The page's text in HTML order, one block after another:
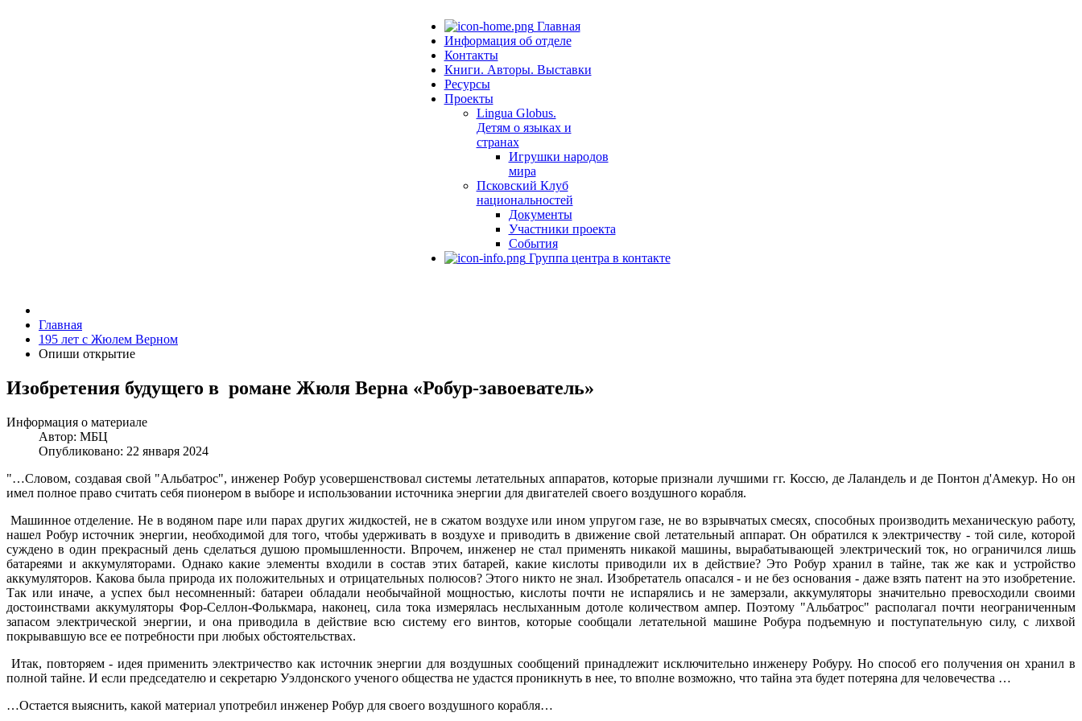
Главная
Информация об отделе
Контакты
Книги. Авторы. Выставки
Ресурсы
Проекты
Lingua Globus.
Детям о языках и
странах
Игрушки народов
мира
Псковский Клуб
национальностей
Документы
Участники проекта
События
Группа центра в контакте
Главная
195 лет с Жюлем Верном
Опиши открытие
Изобретения будущего в романе Жюля Верна «Робур-завоеватель»
Информация о материале
Автор: МБЦ
Опубликовано: 22 января 2024
"…Словом, создавая свой "Альбатрос", инженер Робур усовершенствовал системы летательных аппаратов, которые признали лучшими гг. Коссю, де Лаландель и де Понтон д'Амекур. Но он
имел полное право считать себя пионером в выборе и использовании источника энергии для двигателей своего воздушного корабля.
Машинное отделение. Не в водяном паре или парах других жидкостей, не в сжатом воздухе или ином упругом газе, не во взрывчатых смесях, способных производить механическую работу,
нашел Робур источник энергии, необходимой для того, чтобы удерживать в воздухе и приводить в движение свой летательный аппарат. Он обратился к электричеству - той силе, которой
суждено в один прекрасный день сделаться душою промышленности. Впрочем, инженер не стал применять никакой машины, вырабатывающей электрический ток, но ограничился лишь
батареями и аккумуляторами. Однако какие элементы входили в состав этих батарей, какие кислоты приводили их в действие? Это Робур хранил в тайне, так же как и устройство
аккумуляторов. Какова была природа их положительных и отрицательных полюсов? Этого никто не знал. Изобретатель опасался - и не без основания - даже взять патент на это изобретение.
Так или иначе, а успех был несомненный: батареи обладали необычайной мощностью, кислоты почти не испарялись и не замерзали, аккумуляторы значительно превосходили своими
достоинствами аккумуляторы Фор-Селлон-Фолькмара, наконец, сила тока измерялась неслыханным дотоле количеством ампер. Поэтому "Альбатрос" располагал почти неограниченным
запасом электрической энергии, и она приводила в действие всю систему его винтов, которые сообщали летательной машине Робура подъемную и поступательную силу, с лихвой
покрывавшую все ее потребности при любых обстоятельствах.
Итак, повторяем - идея применить электричество как источник энергии для воздушных сообщений принадлежит исключительно инженеру Робуру. Но способ его получения он хранил в
полной тайне. И если председателю и секретарю Уэлдонского ученого общества не удастся проникнуть в нее, то вполне возможно, что тайна эта будет потеряна для человечества …
…Остается выяснить, какой материал употребил инженер Робур для своего воздушного корабля…